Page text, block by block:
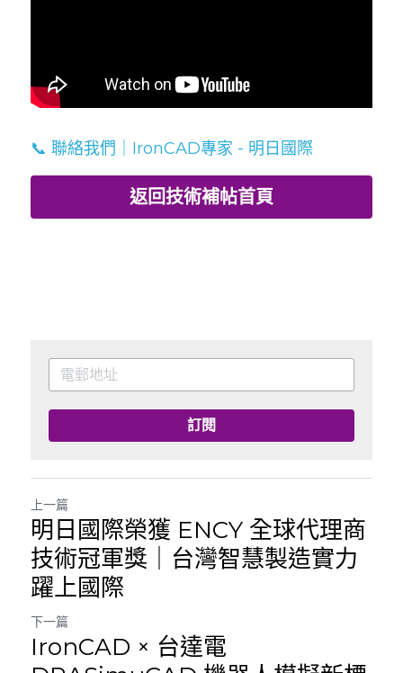
📞 聯絡我們｜IronCAD專家 - 明日國際
返回技術補帖首頁
訂閱
上一篇
明日國際榮獲 ENCY 全球代理商
技術冠軍獎｜台灣智慧製造實力
躍上國際
下一篇
IronCAD × 台達電